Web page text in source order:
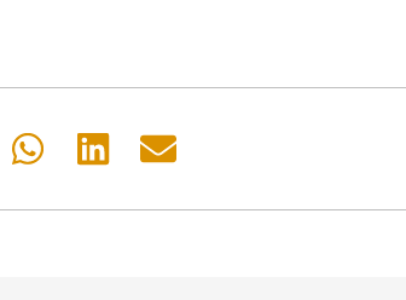
Share
Share
Share